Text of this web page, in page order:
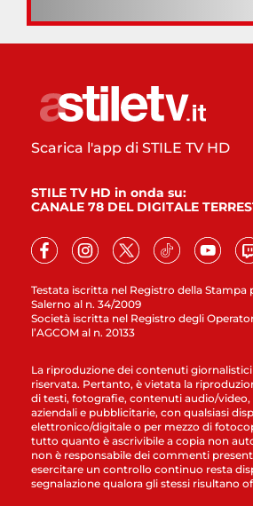
Testata iscritta nel Registro della Stampa
Salerno al n. 34/2009
Società iscritta nel Registro degli
l’AGCOM al n. 20133
Scarica l'app di STILE TV HD
STILE TV HD in onda su:
CANALE 78 DEL DIGITALE
La riproduzione dei contenuti giornalistici
riservata. Pertanto, è vietata la
di testi, fotografie, contenuti audio/
aziendali e pubblicitarie, con qualsiasi
elettronico/digitale o per mezzo di
tutto quanto è ascrivibile a copia non
non è responsabile dei commenti
esercitare un controllo continuo resta
segnalazione qualora gli stessi risultano